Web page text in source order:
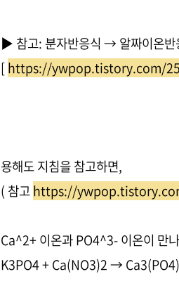
▶ 참고: 분자반응식 → 알짜이온반
[https://ywpop.tistory.com/
용해도 지침을 참고하면,
( 참고https://
Ca^2+ 이온과 PO4^3- 이온이 만
K3PO4 + Ca(NO3)2 →